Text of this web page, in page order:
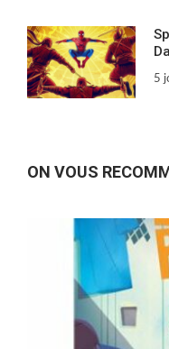
5
ON VOUS